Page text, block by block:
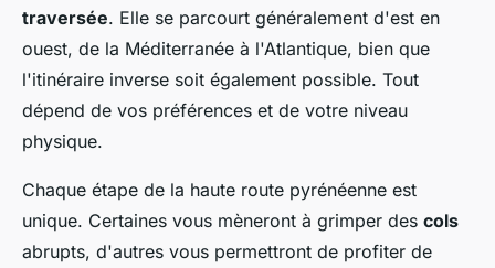
traversée. Elle se parcourt généralement d'est en
ouest, de la Méditerranée à l'Atlantique, bien que
l'itinéraire inverse soit également possible. Tout
dépend de vos préférences et de votre niveau
physique.
Chaque étape de la haute route pyrénéenne est
unique. Certaines vous mèneront à grimper des cols
abrupts, d'autres vous permettront de profiter de